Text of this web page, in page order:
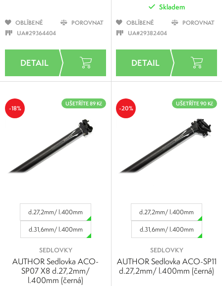
OBLÍBENÉ
POROVNAT
UA#29364404
Skladem
OBLÍBENÉ
POROVNAT
UA#29382404
-18%
UŠETŘÍTE 89 Kč
d.27,2mm/ l.400mm
d.31,6mm/ l.400mm
SEDLOVKY
AUTHOR Sedlovka ACO-
SP07 X8 d.27,2mm/
l.400mm (černá)
-20%
UŠETŘÍTE 90 Kč
d.27,2mm/ l.400mm
d.31,6mm/ l.400mm
SEDLOVKY
AUTHOR Sedlovka ACO-SP11
d.27,2mm/ l.400mm (černá)